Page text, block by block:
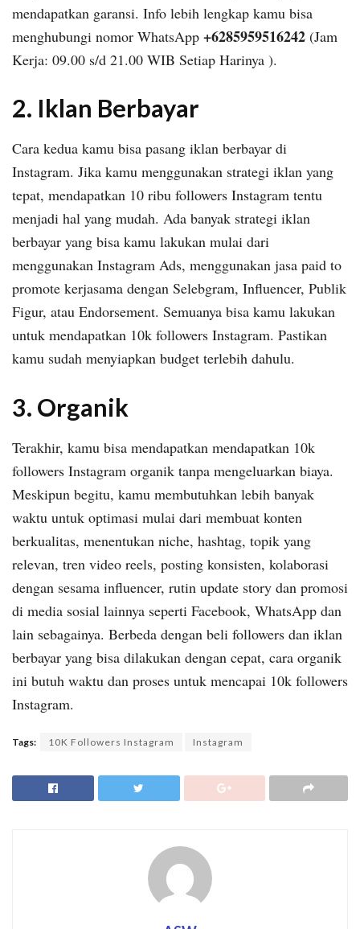
mendapatkan garansi. Info lebih lengkap kamu bisa
menghubungi nomor WhatsApp +6285959516242 (Jam
Kerja: 09.00 s/d 21.00 WIB Setiap Harinya ).
2. Iklan Berbayar
Cara kedua kamu bisa pasang iklan berbayar di
Instagram. Jika kamu menggunakan strategi iklan yang
tepat, mendapatkan 10 ribu followers Instagram tentu
menjadi hal yang mudah. Ada banyak strategi iklan
berbayar yang bisa kamu lakukan mulai dari
menggunakan Instagram Ads, menggunakan jasa paid to
promote kerjasama dengan Selebgram, Influencer, Publik
Figur, atau Endorsement. Semuanya bisa kamu lakukan
untuk mendapatkan 10k followers Instagram. Pastikan
kamu sudah menyiapkan budget terlebih dahulu.
3. Organik
Terakhir, kamu bisa mendapatkan mendapatkan 10k
followers Instagram organik tanpa mengeluarkan biaya.
Meskipun begitu, kamu membutuhkan lebih banyak
waktu untuk optimasi mulai dari membuat konten
berkualitas, menentukan niche, hashtag, topik yang
relevan, tren video reels, posting konsisten, kolaborasi
dengan sesama influencer, rutin update story dan promosi
di media sosial lainnya seperti Facebook, WhatsApp dan
lain sebagainya. Berbeda dengan beli followers dan iklan
berbayar yang bisa dilakukan dengan cepat, cara organik
ini butuh waktu dan proses untuk mencapai 10k followers
Instagram.
Tags: 10K Followers Instagram Instagram